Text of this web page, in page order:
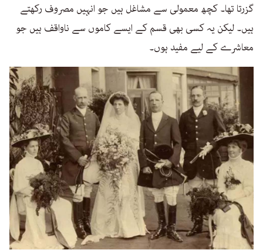
گزرتا تھا۔ کچھ معمولی سے مشاغل ہیں جو انہیں مصروف رکھتے
ہیں۔ لیکن یہ کسی بھی قسم کے ایسے کاموں سے ناواقف ہیں جو
معاشرے کے لیے مفید ہوں۔